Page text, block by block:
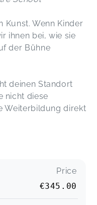
Kunst. Wenn Kinder
ihnen bei, wie sie
der Bühne
deinen Standort
nicht diese
Weiterbildung direkt
Price
€345.00